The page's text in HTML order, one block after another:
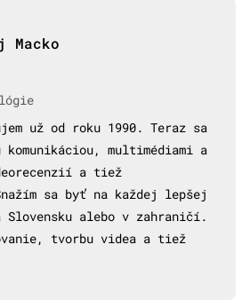
Macko
už od roku 1990. Teraz sa
komunikáciou, multimédiami a
a tiež
sa byť na každej lepšej
alebo v zahraničí.
tvorbu videa a tiež